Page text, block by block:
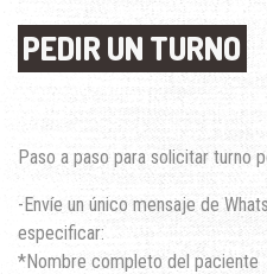
PEDIR UN TURNO
Paso a paso para solicitar turno
-Envíe un único mensaje de
especificar:
*Nombre completo del paciente